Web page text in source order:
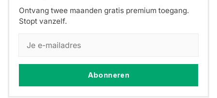
Ontvang twee maanden gratis premium toegang.
Stopt vanzelf.
Abonneren